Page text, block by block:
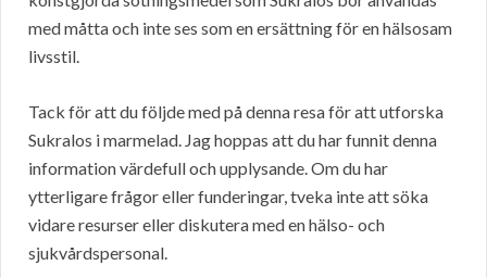
med måtta och inte ses som en ersättning för en hälsosam
livsstil.
Tack för att du följde med på denna resa för att utforska
Sukralos i marmelad. Jag hoppas att du har funnit denna
information värdefull och upplysande. Om du har
ytterligare frågor eller funderingar, tveka inte att söka
vidare resurser eller diskutera med en hälso- och
sjukvårdspersonal.